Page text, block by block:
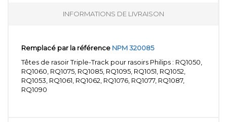
INFORMATIONS DE LIVRAISON
Remplacé par la référence NPM 320085
Têtes de rasoir Triple-Track pour rasoirs Philips : RQ1050,
RQ1060, RQ1075, RQ1085, RQ1095, RQ1051, RQ1052,
RQ1053, RQ1061, RQ1062, RQ1076, RQ1077, RQ1087,
RQ1090